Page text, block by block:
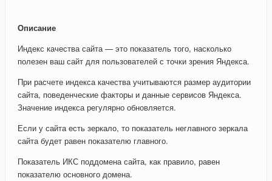
Описание
Индекс качества сайта — это показатель того, насколько
полезен ваш сайт для пользователей с точки зрения Яндекса.
При расчете индекса качества учитываются размер аудитории
сайта, поведенческие факторы и данные сервисов Яндекса.
Значение индекса регулярно обновляется.
Если у сайта есть зеркало, то показатель неглавного зеркала
сайта будет равен показателю главного.
Показатель ИКС поддомена сайта, как правило, равен
показателю основного домена.